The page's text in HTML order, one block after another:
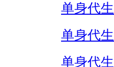
单身代
单身代
单身代